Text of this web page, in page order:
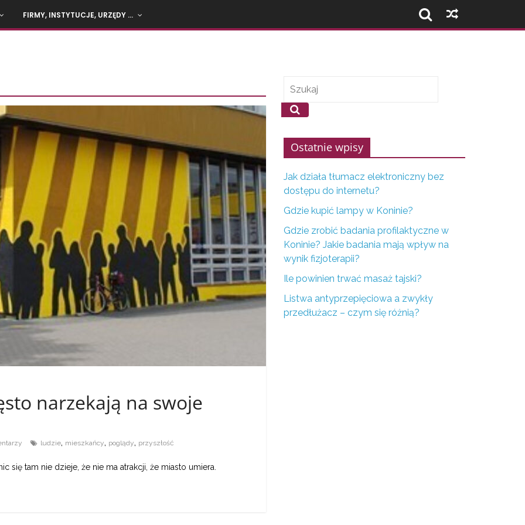
FIRMY, INSTYTUCJE, URZĘDY …
narzekają na swoje
ludzie, mieszkańcy, poglądy, przyszłość
się tam nie dzieje, że nie ma atrakcji, że miasto umiera.
Ostatnie wpisy
Jak działa tłumacz elektroniczny bez
dostępu do internetu?
Gdzie kupić lampy w Koninie?
Gdzie zrobić badania profilaktyczne w
Koninie? Jakie badania mają wpływ na
wynik fizjoterapii?
Ile powinien trwać masaż tajski?
Listwa antyprzepięciowa a zwykły
przedłużacz – czym się różnią?